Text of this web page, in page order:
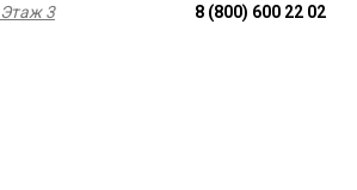
Этаж 3 8 (800) 600 22 02